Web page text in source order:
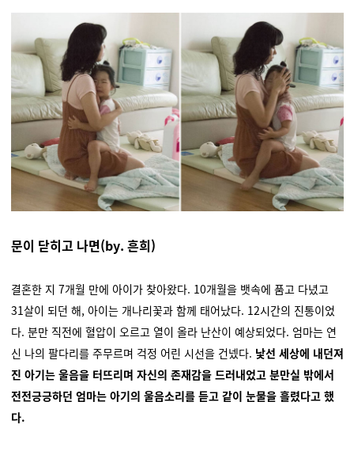
문이 닫히고 나면(by. 흔희)
결혼한 지 7개월 만에 아이가 찾아왔다. 10개월을 뱃속에 품고 다녔고
31살이 되던 해, 아이는 개나리꽃과 함께 태어났다. 12시간의 진통이었
다. 분만 직전에 혈압이 오르고 열이 올라 난산이 예상되었다. 엄마는 연
신 나의 팔다리를 주무르며 걱정 어린 시선을 건넸다. 낯선 세상에 내던져
진 아기는 울음을 터뜨리며 자신의 존재감을 드러내었고 분만실 밖에서
전전긍긍하던 엄마는 아기의 울음소리를 듣고 같이 눈물을 흘렸다고 했
다.